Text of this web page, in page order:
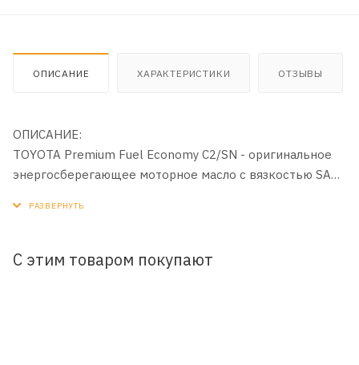
ОПИСАНИЕ ХАРАКТЕРИСТИКИ ОТЗЫВЫ
ОПИСАНИЕ:
TOYOTA Premium Fuel Economy C2/SN - оригинальное
энергосберегающее моторное масло с вязкостью SAE
Предназначенное для легковых автомобилей и легких
С этим товаром покупают